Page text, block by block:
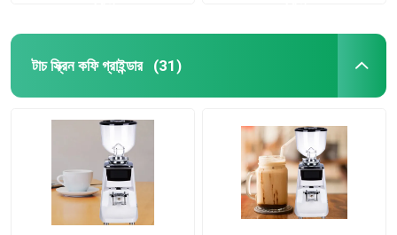
টাচ স্ক্রিন কফি গ্রাইন্ডার (31)